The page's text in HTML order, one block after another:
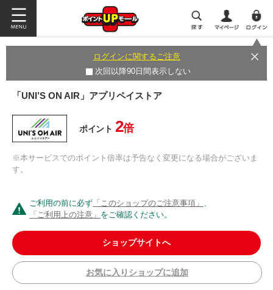
ログインに関するご注意
次回以降90日間表示しない
「UNI’S ON AIR」アプリペイストア
ポイント 2倍
※本サービスでのポイント倍率は予告なく変更になる場合がございま
す。
ご利用の前に必ず 「このショップのご注意事項」 、
「ご利用上の注意」 をご確認ください。
ショップサイトへ
お気に入りショップに追加